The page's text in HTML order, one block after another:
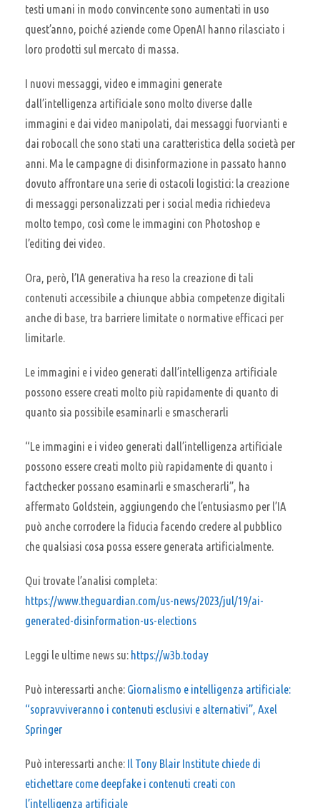
testi umani in modo convincente sono aumentati in uso
quest’anno, poiché aziende come OpenAI hanno rilasciato i
loro prodotti sul mercato di massa.
I nuovi messaggi, video e immagini generate
dall’intelligenza artificiale sono molto diverse dalle
immagini e dai video manipolati, dai messaggi fuorvianti e
dai robocall che sono stati una caratteristica della società per
anni. Ma le campagne di disinformazione in passato hanno
dovuto affrontare una serie di ostacoli logistici: la creazione
di messaggi personalizzati per i social media richiedeva
molto tempo, così come le immagini con Photoshop e
l’editing dei video.
Ora, però, l’IA generativa ha reso la creazione di tali
contenuti accessibile a chiunque abbia competenze digitali
anche di base, tra barriere limitate o normative efficaci per
limitarle.
Le immagini e i video generati dall’intelligenza artificiale
possono essere creati molto più rapidamente di quanto di
quanto sia possibile esaminarli e smascherarli
“Le immagini e i video generati dall’intelligenza artificiale
possono essere creati molto più rapidamente di quanto i
factchecker possano esaminarli e smascherarli”, ha
affermato Goldstein, aggiungendo che l’entusiasmo per l’IA
può anche corrodere la fiducia facendo credere al pubblico
che qualsiasi cosa possa essere generata artificialmente.
Qui trovate l’analisi completa:
https://www.theguardian.com/us-news/2023/jul/19/ai-
generated-disinformation-us-elections
Leggi le ultime news su: https://w3b.today
Può interessarti anche: Giornalismo e intelligenza artificiale:
“sopravviveranno i contenuti esclusivi e alternativi”, Axel
Springer
Può interessarti anche: Il Tony Blair Institute chiede di
etichettare come deepfake i contenuti creati con
l’intelligenza artificiale